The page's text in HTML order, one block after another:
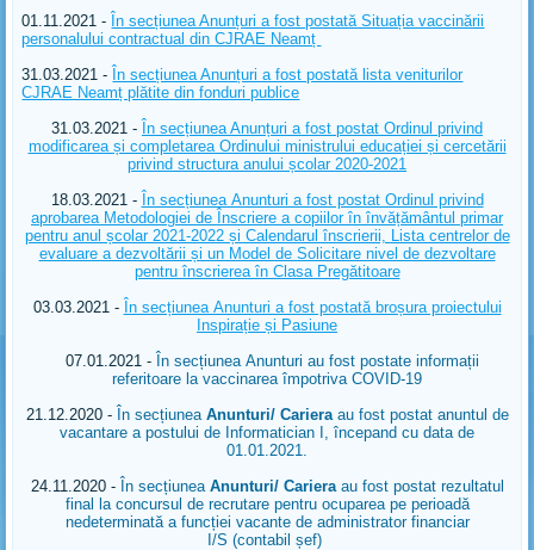
01.11.2021 - În secțiunea Anunțuri a fost postată Situația vaccinării
personalului contractual din CJRAE Neamț
31.03.2021 - În secțiunea Anunțuri a fost postată lista veniturilor
CJRAE Neamț plătite din fonduri publice
31.03.2021 - În secțiunea Anunțuri a fost postat Ordinul privind
modificarea și completarea Ordinului ministrului educației și cercetării
privind structura anului școlar 2020-2021
18.03.2021 - În secțiunea Anunturi a fost postat Ordinul privind
aprobarea Metodologiei de Înscriere a copiilor în învățământul primar
pentru anul școlar 2021-2022 și Calendarul înscrierii, Lista centrelor de
evaluare a dezvoltării și un Model de Solicitare nivel de dezvoltare
pentru înscrierea în Clasa Pregătitoare
03.03.2021 - În secțiunea Anunturi a fost postată broșura proiectului
Inspirație și Pasiune
07.01.2021 - În secțiunea Anunturi au fost postate informații
referitoare la vaccinarea împotriva COVID-19
21.12.2020 - În secțiunea Anunturi/ Carieraau fost postat anuntul de
vacantare a postului de Informatician I, începand cu data de
01.01.2021
24.11.2020 - În secțiunea Anunturi/ Carieraau fost postat rezultatul
final la concursul de recrutare pentru ocuparea pe perioadă
nedeterminată a funcției vacante de administrator financiar
I/S (contabil șef)